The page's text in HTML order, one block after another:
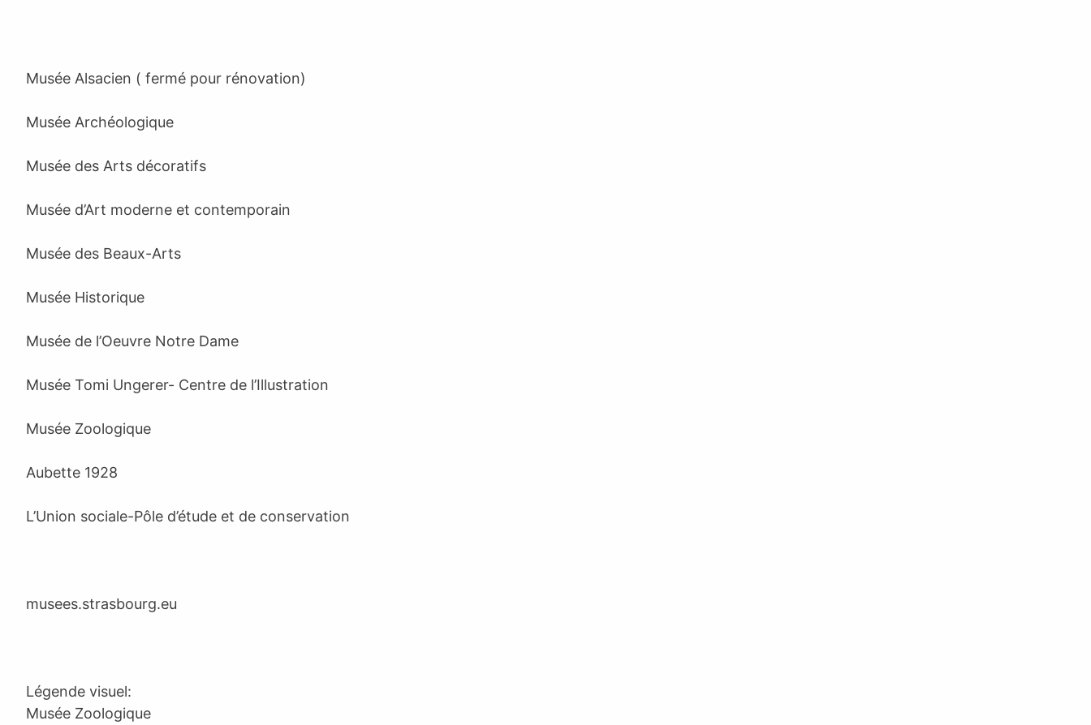
Musée Alsacien ( fermé pour rénovation)
Musée Archéologique
Musée des Arts décoratifs
Musée d’Art moderne et contemporain
Musée des Beaux-Arts
Musée Historique
Musée de l’Oeuvre Notre Dame
Musée Tomi Ungerer- Centre de l’Illustration
Musée Zoologique
Aubette 1928
L’Union sociale-Pôle d’étude et de conservation
musees.strasbourg.eu
Légende visuel:
Musée Zoologique